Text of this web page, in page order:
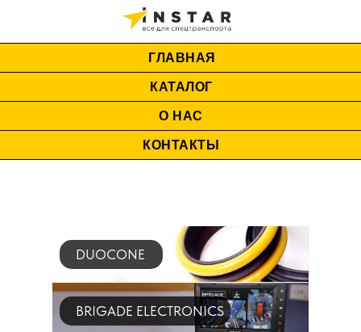
ГЛАВНАЯ
КАТАЛОГ
О НАС
КОНТАКТЫ
DUOCONE
BRIGADE ELECTRONICS